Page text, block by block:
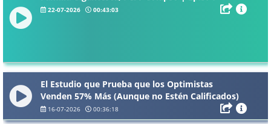
22-07-2026 00:43:03
El Estudio que Prueba que los Optimistas
Venden 57% Más (Aunque no Estén Calificados)
| Ep.373
16-07-2026 00:36:18